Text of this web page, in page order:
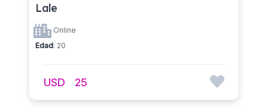
Lale
Online
Edad: 20
USD 25